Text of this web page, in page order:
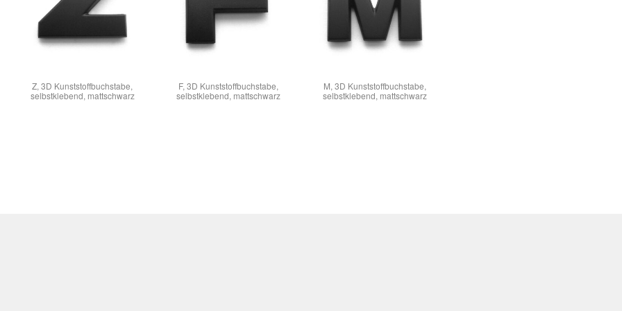
Z, 3D Kunststoffbuchstabe,
selbstklebend, mattschwarz
F, 3D Kunststoffbuchstabe,
selbstklebend, mattschwarz
M, 3D Kunststoffbuchstabe,
selbstklebend, mattschwarz